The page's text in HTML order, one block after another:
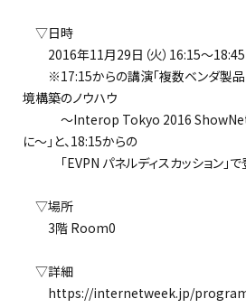
▽日時
2016年11月29日（火）16:15～18:45
※17:15からの講演「複数ベンダ製品
境構築のノウハウ
～Interop Tokyo 2016 ShowNet
に～」と、18:15からの
「EVPN パネルディスカッション」で
▽場所
3階 Room0
▽詳細
https://internetweek.jp/